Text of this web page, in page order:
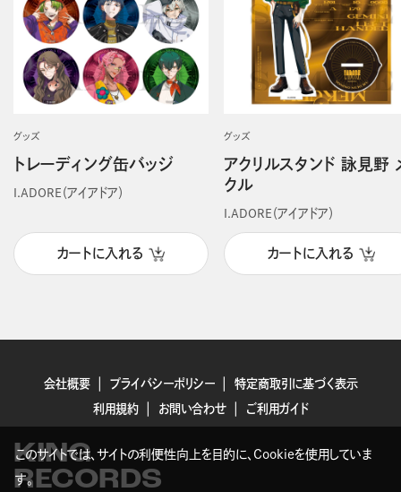
グッズ
トレーディング缶バッジ
I.ADORE（アイアドア）
カートに入れる
グッズ
アクリルスタンド 詠見野
クル
I.ADORE（アイアドア）
カートに入れる
会社概要 プライバシーポリシー
特定商取引に基づく表示
利用規約
お問い合わせ ご利用ガイド
KING
RECORDS
このサイトでは、サイトの利便性向上を目的に、Cookieを使用していま
す。